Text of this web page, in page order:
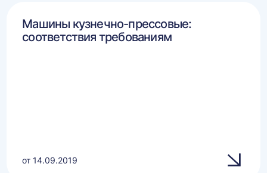
Машины кузнечно-прессовые:
соответствия требованиям
от 14.09.2019